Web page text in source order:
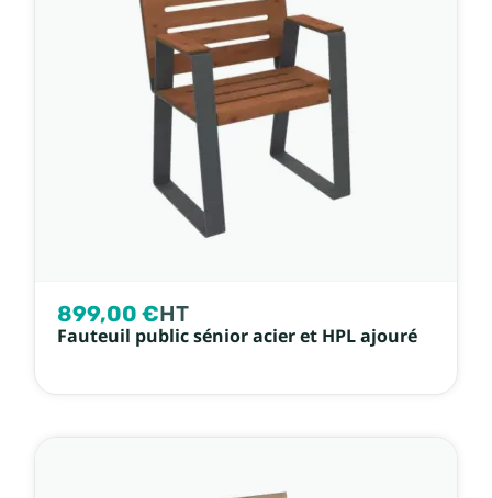
899,00 €HT
Fauteuil public sénior acier et HPL ajouré